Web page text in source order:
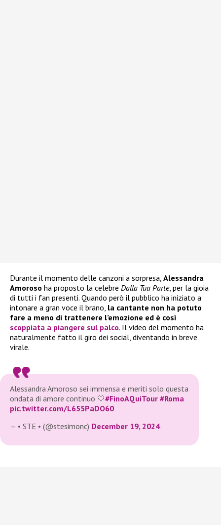
Durante il momento delle canzoni a sorpresa, Alessandra
Amoroso ha proposto la celebre Dalla Tua Parte, per la gioia
di tutti i fan presenti. Quando però il pubblico ha iniziato a
intonare a gran voce il brano, la cantante non ha potuto
fare a meno di trattenere l’emozione ed è così
scoppiata a piangere sul palco. Il video del momento ha
naturalmente fatto il giro dei social, diventando in breve
virale.
Alessandra Amoroso sei immensa e meriti solo questa
ondata di amore continuo 🤍#FinoAQuiTour #Roma
pic.twitter.com/L655PaDO60
— • STE • (@stesimonc) December 19, 2024